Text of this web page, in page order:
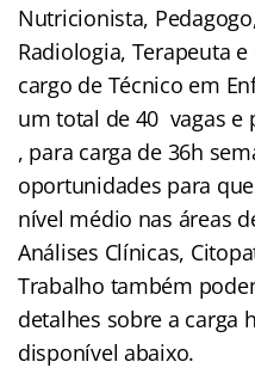
Nutricionista,
Radiologia, Terapeuta
cargo de Técnico em
um total de 40 vagas e
, para carga de 36h
oportunidades para
nível médio nas áreas
Análises Clínicas,
Trabalho também
detalhes sobre a carga
disponível abaixo.